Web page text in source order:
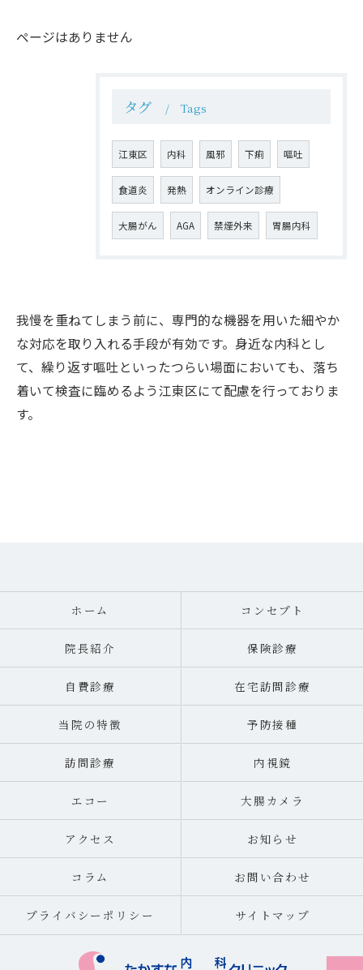
ページはありません
タグ Tags
江東区 内科 風邪 下痢 嘔吐
食道炎 発熱 オンライン診療
大腸がん AGA 禁煙外来 胃腸内科
我慢を重ねてしまう前に、専門的な機器を用いた細やか
な対応を取り入れる手段が有効です。身近な内科とし
て、繰り返す嘔吐といったつらい場面においても、落ち
着いて検査に臨めるよう江東区にて配慮を行っておりま
す。
ホーム コンセプト
院長紹介 保険診療
自費診療 在宅訪問診療
当院の特徴 予防接種
訪問診療 内視鏡
エコー 大腸カメラ
アクセス お知らせ
コラム お問い合わせ
プライバシーポリシー サイトマップ